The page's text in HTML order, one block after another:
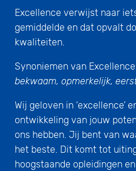
Excellence verwijst naar
gemiddelde en dat opvalt
kwaliteiten.
Synoniemen van
bekwaam, opmerkelijk,
Wij geloven in ‘excellence’
ontwikkeling van jouw
ons hebben. Jij bent van
het beste. Dit komt tot
hoogstaande opleidingen